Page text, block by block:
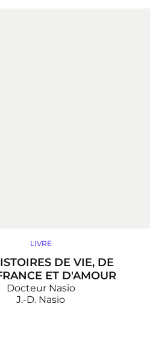
LIVRE
DE VIE, DE
ET D'AMOUR
Docteur Nasio
J.-D. Nasio